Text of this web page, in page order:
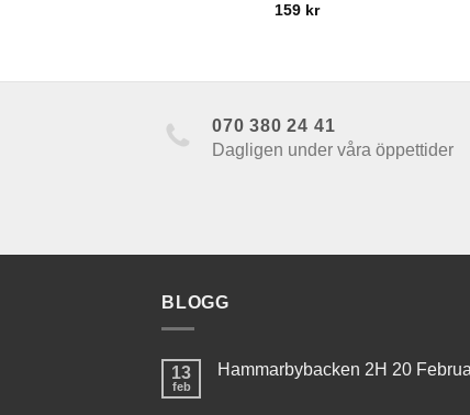
159 kr
070 380 24 41
Dagligen under våra öppettider
BLOGG
13
feb
Hammarbybacken 2H 20